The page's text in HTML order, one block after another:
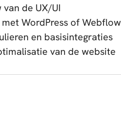
de UX/UI
WordPress of Webflow
en basisintegraties
van de website